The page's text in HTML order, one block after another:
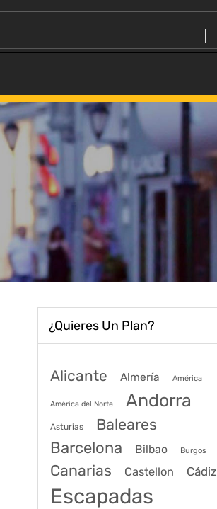
¿Quieres Un Plan?
Alicante Almería América
América del Norte Andorra
Asturias Baleares
Barcelona Bilbao Burgos
Canarias Castellon Cádiz
Escapadas